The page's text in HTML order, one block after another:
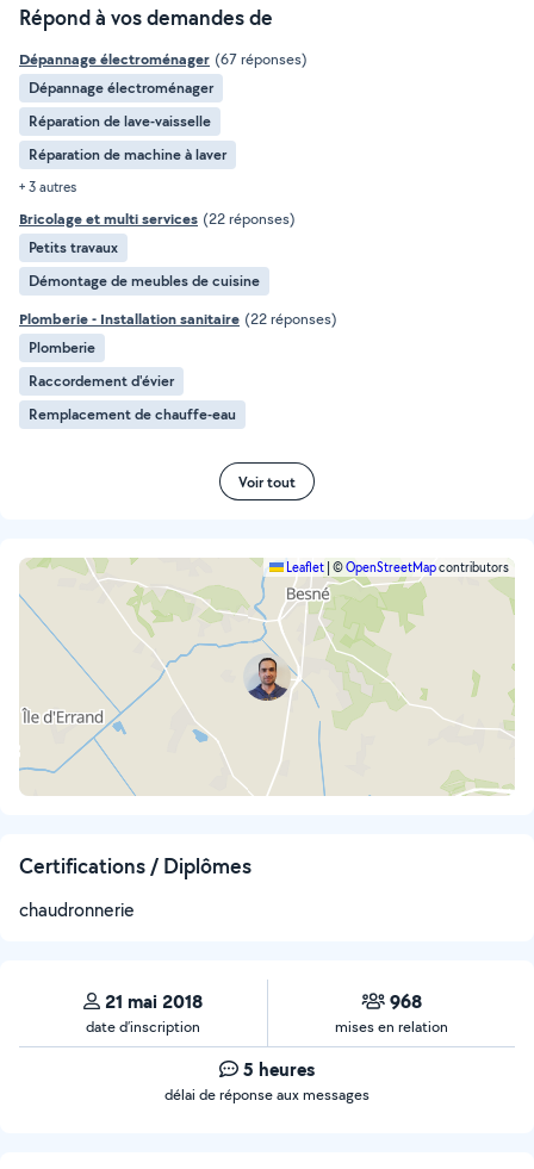
Répond à vos demandes de
Dépannage électroménager (67 réponses)
Dépannage électroménager
Réparation de lave-vaisselle
Réparation de machine à laver
+ 3 autres
Bricolage et multi services (22 réponses)
Petits travaux
Démontage de meubles de cuisine
Plomberie - Installation sanitaire (22 réponses)
Plomberie
Raccordement d'évier
Remplacement de chauffe-eau
Voir tout
Leaflet ©OpenStreetMapcontributors
Certifications / Diplômes
chaudronnerie
21 mai 2018
date d’inscription
968
mises en relation
5 heures
délai de réponse aux messages